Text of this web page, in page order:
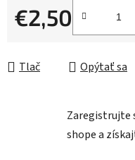
€2,50
Jednotková cena:
Tlač Opýtať sa
Zaregistrujte
shope a